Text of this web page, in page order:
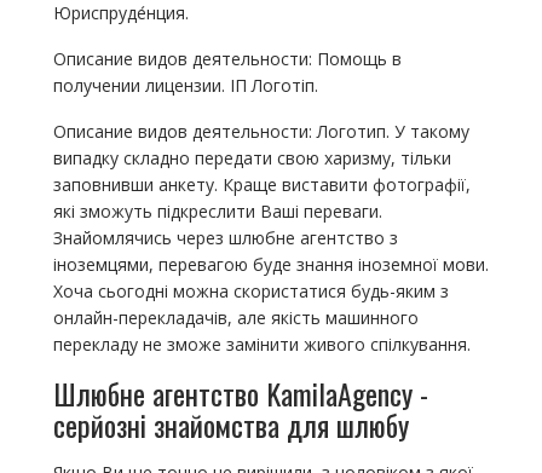
Юриспруде́нция.
Описание видов деятельности: Помощь в
получении лицензии. ІП Логотіп.
Описание видов деятельности: Логотип. У такому
випадку складно передати свою харизму, тільки
заповнивши анкету. Краще виставити фотографії,
які зможуть підкреслити Ваші переваги.
Знайомлячись через шлюбне агентство з
іноземцями, перевагою буде знання іноземної мови.
Хоча сьогодні можна скористатися будь-яким з
онлайн-перекладачів, але якість машинного
перекладу не зможе замінити живого спілкування.
Шлюбне агентство KamilaAgency -
серйозні знайомства для шлюбу